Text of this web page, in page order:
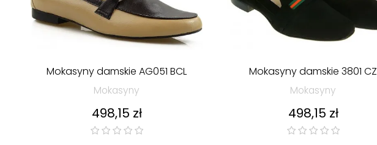
Mokasyny damskie AG051 BCL
Mokasyny
Cena
498,15 zł
Mokasyny damskie 3801 CZ
Mokasyny
Cena
498,15 zł